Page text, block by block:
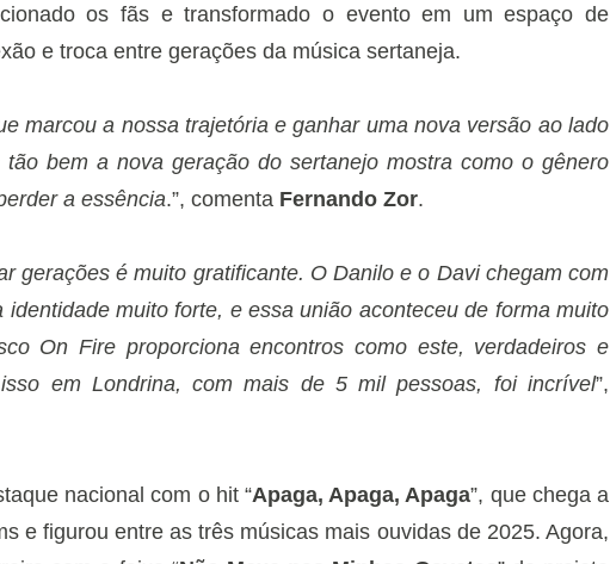
os fãs e transformado o evento em um espaço de
e troca entre gerações da música sertaneja.
marcou a nossa trajetória e ganhar uma nova versão ao lado
bem a nova geração do sertanejo mostra como o gênero
a essência.”, comenta Fernando Zor.
gerações é muito gratificante. O Danilo e o Davi chegam com
muito forte, e essa união aconteceu de forma muito
On Fire proporciona encontros como este, verdadeiros e
em Londrina, com mais de 5 mil pessoas, foi incrível”,
nacional com o hit “Apaga, Apaga, Apaga”, que chega a
e figurou entre as três músicas mais ouvidas de 2025. Agora,